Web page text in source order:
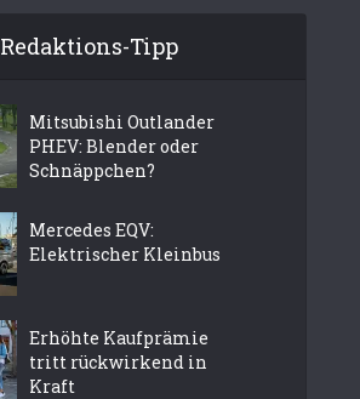
Redaktions-Tipp
Mitsubishi Outlander
PHEV: Blender oder
Schnäppchen?
Mercedes EQV:
Elektrischer Kleinbus
Erhöhte Kaufprämie
tritt rückwirkend in
Kraft